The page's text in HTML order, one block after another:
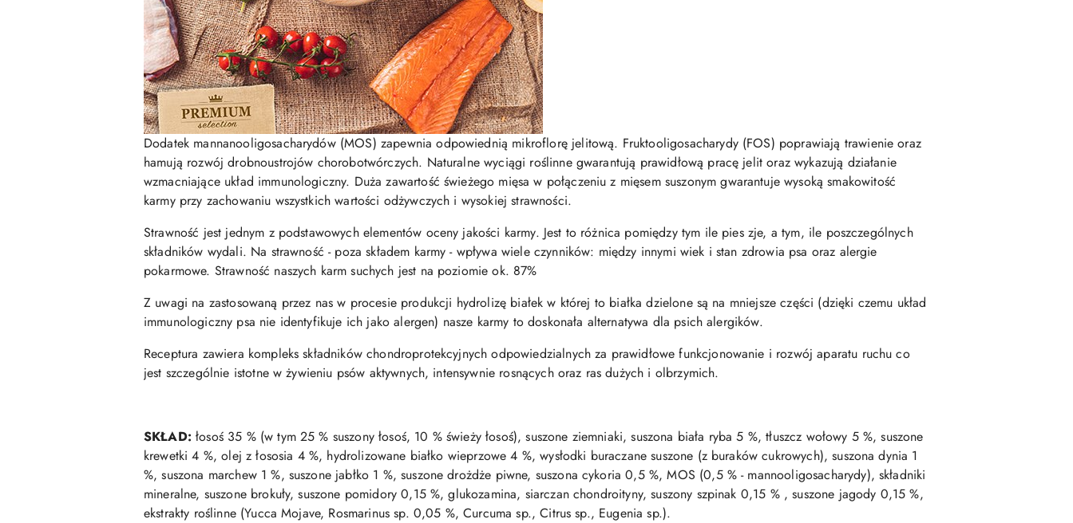
Dodatek mannanooligosacharydów (MOS) zapewnia odpowiednią mikroflorę jelitową. Fruktooligosacharydy (FOS) poprawiają trawienie oraz
hamują rozwój drobnoustrojów chorobotwórczych. Naturalne wyciągi roślinne gwarantują prawidłową pracę jelit oraz wykazują działanie
wzmacniające układ immunologiczny. Duża zawartość świeżego mięsa w połączeniu z mięsem suszonym gwarantuje wysoką smakowitość
karmy przy zachowaniu wszystkich wartości odżywczych i wysokiej strawności.
Strawność jest jednym z podstawowych elementów oceny jakości karmy. Jest to różnica pomiędzy tym ile pies zje, a tym, ile poszczególnych
składników wydali. Na strawność - poza składem karmy - wpływa wiele czynników: między innymi wiek i stan zdrowia psa oraz alergie
pokarmowe. Strawność naszych karm suchych jest na poziomie ok. 87%
Z uwagi na zastosowaną przez nas w procesie produkcji hydrolizę białek w której to białka dzielone są na mniejsze części (dzięki czemu układ
immunologiczny psa nie identyfikuje ich jako alergen) nasze karmy to doskonała alternatywa dla psich alergików.
Receptura zawiera kompleks składników chondroprotekcyjnych odpowiedzialnych za prawidłowe funkcjonowanie i rozwój aparatu ruchu co
jest szczególnie istotne w żywieniu psów aktywnych, intensywnie rosnących oraz ras dużych i olbrzymich.
SKŁAD: łosoś 35 % (w tym 25 % suszony łosoś, 10 % świeży łosoś), suszone ziemniaki, suszona biała ryba 5 %, tłuszcz wołowy 5 %, suszone
krewetki 4 %, olej z łososia 4 %, hydrolizowane białko wieprzowe 4 %, wysłodki buraczane suszone (z buraków cukrowych), suszona dynia 1
%, suszona marchew 1 %, suszone jabłko 1 %, suszone drożdże piwne, suszona cykoria 0,5 %, MOS (0,5 % - mannooligosacharydy), składniki
mineralne, suszone brokuły, suszone pomidory 0,15 %, glukozamina, siarczan chondroityny, suszony szpinak 0,15 % , suszone jagody 0,15 %,
ekstrakty roślinne (Yucca Mojave, Rosmarinus sp. 0,05 %, Curcuma sp., Citrus sp., Eugenia sp.).